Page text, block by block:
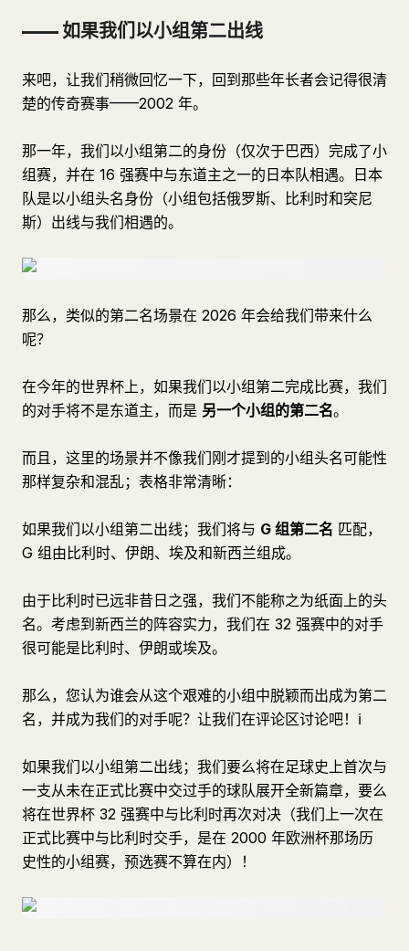
—— 如果我们以小组第二出线
来吧，让我们稍微回忆一下，回到那些年长者会记得很清
楚的传奇赛事——2002 年。
那一年，我们以小组第二的身份（仅次于巴西）完成了小
组赛，并在 16 强赛中与东道主之一的日本队相遇。日本
队是以小组头名身份（小组包括俄罗斯、比利时和突尼
斯）出线与我们相遇的。
那么，类似的第二名场景在 2026 年会给我们带来什么
呢？
在今年的世界杯上，如果我们以小组第二完成比赛，我们
的对手将不是东道主，而是 另一个小组的第二名。
而且，这里的场景并不像我们刚才提到的小组头名可能性
那样复杂和混乱；表格非常清晰：
如果我们以小组第二出线；我们将与 G 组第二名 匹配，
G 组由比利时、伊朗、埃及和新西兰组成。
由于比利时已远非昔日之强，我们不能称之为纸面上的头
名。考虑到新西兰的阵容实力，我们在 32 强赛中的对手
很可能是比利时、伊朗或埃及。
那么，您认为谁会从这个艰难的小组中脱颖而出成为第二
名，并成为我们的对手呢？让我们在评论区讨论吧！ℹ
如果我们以小组第二出线；我们要么将在足球史上首次与
一支从未在正式比赛中交过手的球队展开全新篇章，要么
将在世界杯 32 强赛中与比利时再次对决（我们上一次在
正式比赛中与比利时交手，是在 2000 年欧洲杯那场历
史性的小组赛，预选赛不算在内）！